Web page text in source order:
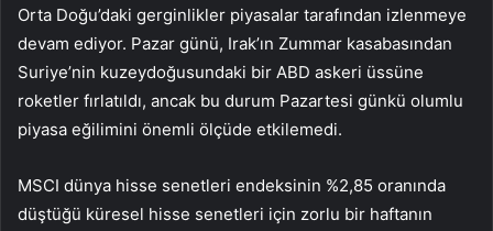
Orta Doğu’daki gerginlikler piyasalar tarafından izlenmeye
devam ediyor. Pazar günü, Irak’ın Zummar kasabasından
Suriye’nin kuzeydoğusundaki bir ABD askeri üssüne
roketler fırlatıldı, ancak bu durum Pazartesi günkü olumlu
piyasa eğilimini önemli ölçüde etkilemedi.
MSCI dünya hisse senetleri endeksinin %2,85 oranında
düştüğü küresel hisse senetleri için zorlu bir haftanın